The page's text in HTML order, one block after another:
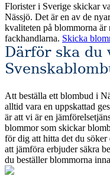
Florister i Sverige skickar
Nässjö. Det är en av de
kvaliteten på blommorna är
fackhandlarna. Skicka
Därför ska du
Att beställa ett blombud i
alltid vara en uppskattad
är att vi är en
blommor som skickar
för dig att hitta det du söker efter. Alla de fackhandlare
att jämföra erbjuder säkra
du beställer blommorna